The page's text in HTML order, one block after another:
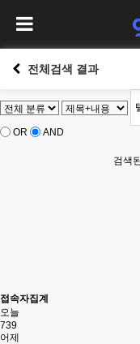
전체검색 결과
OR AND
검색
접속자집계
오늘
739
어제